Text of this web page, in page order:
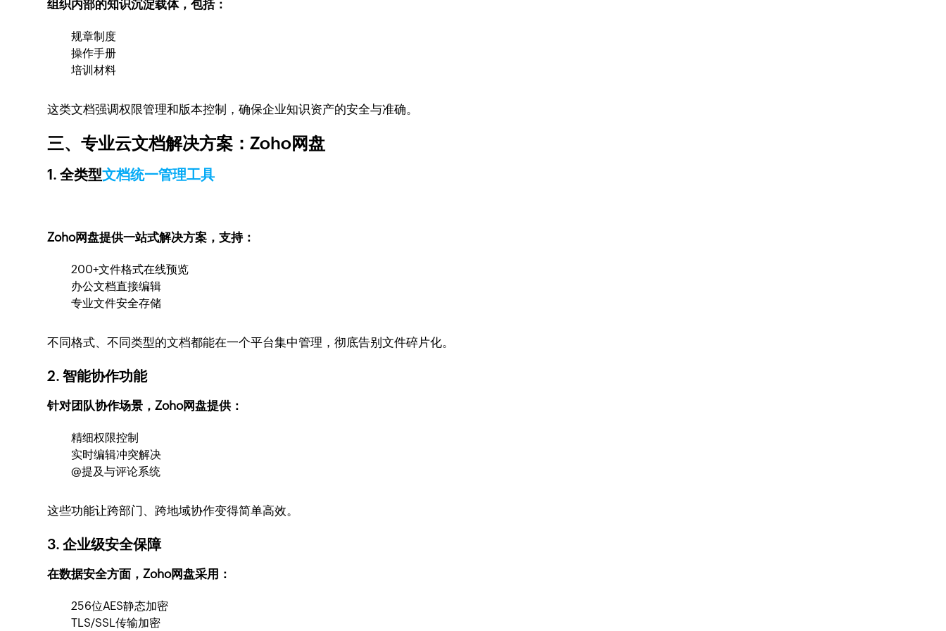
组织内部的知识沉淀载体，包括：
规章制度
操作手册
培训材料
这类文档强调权限管理和版本控制，确保企业知识资产的安全与准确。
三、专业云文档解决方案：Zoho网盘
1. 全类型文档统一管理工具
Zoho网盘提供一站式解决方案，支持：
200+文件格式在线预览
办公文档直接编辑
专业文件安全存储
不同格式、不同类型的文档都能在一个平台集中管理，彻底告别文件碎片化。
2. 智能协作功能
针对团队协作场景，Zoho网盘提供：
精细权限控制
实时编辑冲突解决
@提及与评论系统
这些功能让跨部门、跨地域协作变得简单高效。
3. 企业级安全保障
在数据安全方面，Zoho网盘采用：
256位AES静态加密
TLS/SSL传输加密